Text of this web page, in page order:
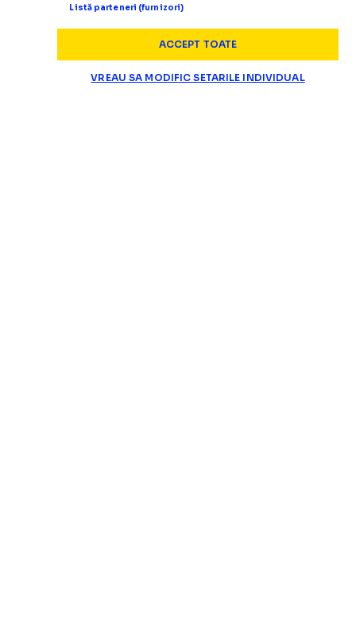
Listă parteneri (furnizori)
ACCEPT TOATE
VREAU SA MODIFIC SETARILE INDIVIDUAL